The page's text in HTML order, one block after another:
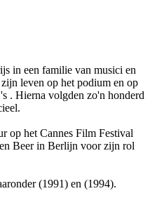
in een familie van musici en
leven op het podium en op
's . Hierna volgden zo'n honderd
op het Cannes Film Festival
Beer in Berlijn voor zijn rol
(1991) en (1994).